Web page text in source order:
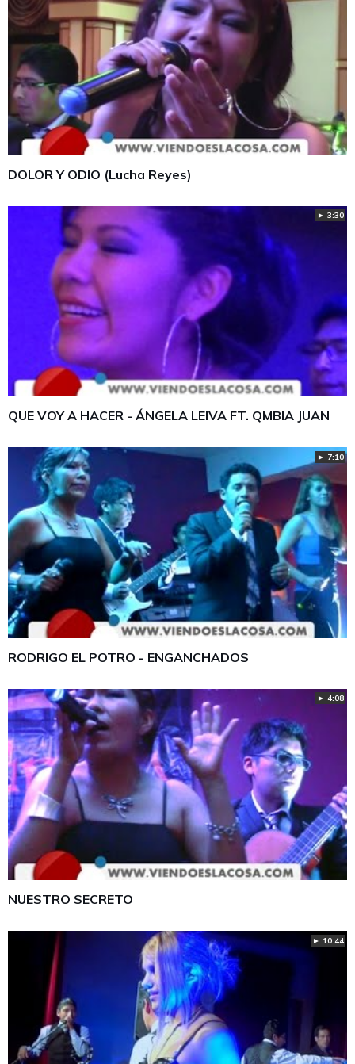
DOLOR Y ODIO (Lucha Reyes)
► 3:30
QUE VOY A HACER - ÁNGELA LEIVA FT. QMBIA JUAN
► 7:10
RODRIGO EL POTRO - ENGANCHADOS
► 4:08
NUESTRO SECRETO
► 10:44